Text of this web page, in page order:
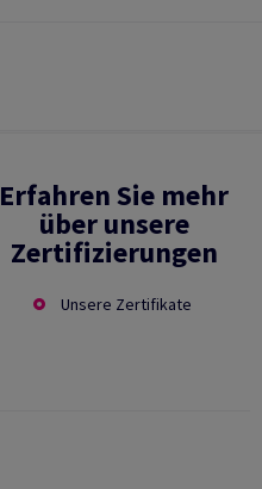
Erfahren Sie mehr
über unsere
Zertifizierungen
Unsere Zertifikate